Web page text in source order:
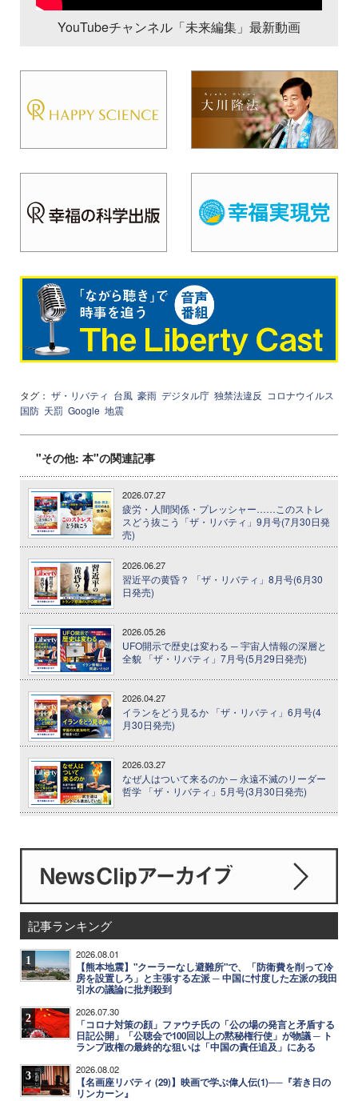
YouTubeチャンネル「未来編集」最新動画
タグ： ザ・リバティ 台風 豪雨 デジタル庁 独禁法違反 コロナウイルス
国防 天罰 Google 地震
"その他: 本"の関連記事
2026.07.27
疲労・人間関係・プレッシャー……このストレ
スどう抜こう「ザ・リバティ」9月号(7月30日発
売)
2026.06.27
習近平の黄昏？ 「ザ・リバティ」8月号(6月30
日発売)
2026.05.26
UFO開示で歴史は変わる ─ 宇宙人情報の深層と
全貌 「ザ・リバティ」7月号(5月29日発売)
2026.04.27
イランをどう見るか 「ザ・リバティ」6月号(4
月30日発売)
2026.03.27
なぜ人はついて来るのか ─ 永遠不滅のリーダー
哲学 「ザ・リバティ」5月号(3月30日発売)
記事ランキング
1 2026.08.01
【熊本地震】"クーラーなし避難所"で、「防衛費を削って冷
房を設置しろ」と主張する左派 ─ 中国に忖度した左派の我田
引水の議論に批判殺到
2 2026.07.30
「コロナ対策の顔」ファウチ氏の「公の場の発言と矛盾する
日記公開」「公聴会で100回以上の黙秘権行使」が物議 ─ ト
ランプ政権の最終的な狙いは「中国の責任追及」にある
3 2026.08.02
【名画座リバティ (29)】映画で学ぶ偉人伝(1)──『若き日の
リンカーン』